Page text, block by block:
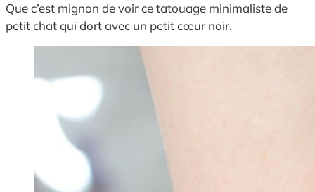
Que c’est mignon de voir ce tatouage minimaliste de
petit chat qui dort avec un petit cœur noir.